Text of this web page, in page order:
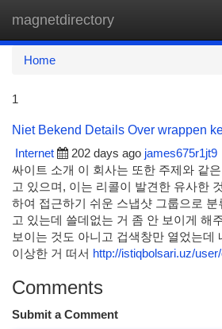
magnetdirectory
Home
1
Niet Bekend Details Over wrappen
Internet
202 days ago james675r1jt9
싸이트 소개 이 회사는 또한 주제와 같
고 있으며, 이는 리콜이 발견한 유사한
하여 접근하기 쉬운 스냅샷 그룹으로
고 있는데 쓸데없는 거 좀 안 보이게 해
보이는 것도 아니고 겁색창만 열었는데
이상한 거 떠서 http://istiqbolsari.uz/
Comments
Submit a Comment